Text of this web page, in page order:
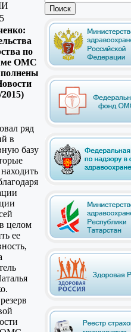
по
ОМС
ряд
в
базу
целом
ее